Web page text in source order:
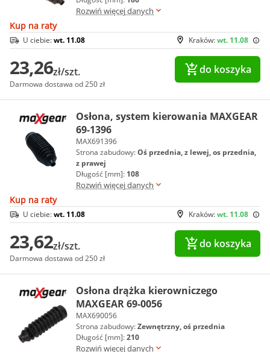
Rozwiń więcej danych
Kup na raty
Kraków:wt. 11.08
U ciebie:wt. 11.08
23,26zł/szt.
Darmowa dostawa od 250 zł
do koszyka
Osłona, system kierowania MAXGEAR
69-1396
MAX691396
Strona zabudowy:Oś przednia, z lewej, os przednia,
z prawej
Długość [mm]: 108
Rozwiń więcej danych
Kup na raty
Kraków:wt. 11.08
U ciebie:wt. 11.08
23,62zł/szt.
Darmowa dostawa od 250 zł
do koszyka
Osłona drążka kierowniczego
MAXGEAR 69-0056
MAX690056
Strona zabudowy:Zewnętrzny, oś przednia
Długość [mm]:210
Rozwiń więcej danych